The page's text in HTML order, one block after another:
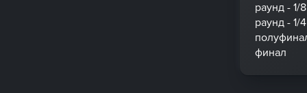
раунд - 1/8
раунд - 1/4
финал